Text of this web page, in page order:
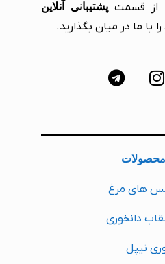
از قسمتپشتیبانی آنلاین
با ما در میان بگذارید.
های مرغ
دانخوری
نیپل